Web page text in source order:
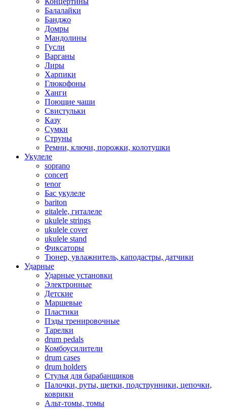
Балалайки
Банджо
Домры
Мандолины
Гусли
Варганы
Лиры
Харпики
Глюкофоны
Ханги
Поющие чаши
Свистульки
Казу
Сумки
Струны
Ремни, ключи, порожки, колотушки
Укулеле
soprano
concert
tenor
Бас укулеле
bariton
gitalele, гиталеле
ukulele strings
ukulele cover
ukulele stand
Фиксаторы
Тюнер, увлажнитель, каподастры, датчики
Ударные
Ударные установки
Электронные
Детские
Маршевые
Пластики
Пэды тренировочные
Тарелки
drum pedals
Комбоусилители
drum cases
drum holders
Стулья для барабанщиков
Палочки, руты, щетки, подструнники, цепочки,
коврики
Альт-томы, томы